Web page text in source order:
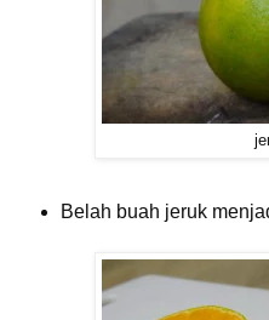
Belah buah jeruk